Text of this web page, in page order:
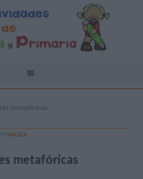
metafóricas
MARÍA
metafóricas